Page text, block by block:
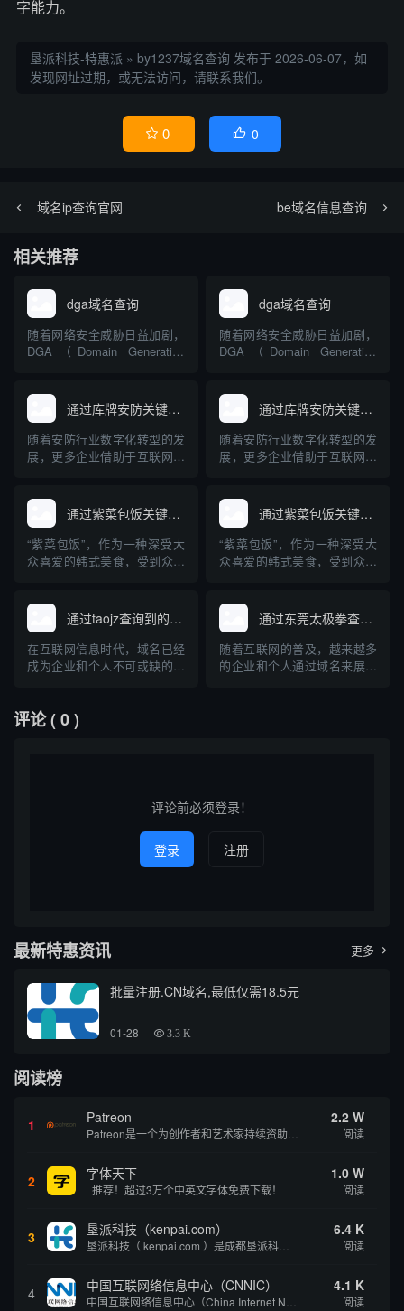
字能力。
垦派科技-特惠派 » by1237域名查询 发布于 2026-06-07，如
发现网址过期，或无法访问，请联系我们。
 0  0
域名ip查询官网 be域名信息查询
相关推荐
dga域名查询
随着网络安全威胁日益加剧，
DGA（Domain Generation
与封锁的常见手段。DGA域名
查询技术是识别和防范此类威
胁的关键工具。本文将详细介
绍DGA域名的原理、危害、
dga域名查询
随着网络安全威胁日益加剧，
DGA（Domain Generation
与封锁的常见手段。DGA域名
查询技术是识别和防范此类威
胁的关键工具。本文将详细介
绍DGA域名的原理、危害、
通过库牌安防关键词查询到的域名
随着安防行业数字化转型的发
展，更多企业借助于互联网进
关域名受到行业关注。本文梳
理通过“库牌安防”关键词在主
流平台检索得到的相关域名，
并对安防公司为何重视域名布
通过库牌安防关键词查询到的域名
随着安防行业数字化转型的发
展，更多企业借助于互联网进
关域名受到行业关注。本文梳
理通过“库牌安防”关键词在主
流平台检索得到的相关域名，
并对安防公司为何重视域名布
通过紫菜包饭关键词查询到的域名
“紫菜包饭”，作为一种深受大
众喜爱的韩式美食，受到众多
在互联网上可以查询到的相关
域名，并对“紫菜包饭”这一美
食进行专业科普，涵盖其起
源、制作方法、营养价值及与
通过紫菜包饭关键词查询到的域名
“紫菜包饭”，作为一种深受大
众喜爱的韩式美食，受到众多
在互联网上可以查询到的相关
域名，并对“紫菜包饭”这一美
食进行专业科普，涵盖其起
源、制作方法、营养价值及与
通过taojz查询到的域名网站
在互联网信息时代，域名已经
成为企业和个人不可或缺的网
易和管理需求也愈发旺盛。
taojz作为国内知名的域名查询
通过东莞太极拳查询域名
随着互联网的普及，越来越多
的企业和个人通过域名来展示
莞太...
评论( 0 )
评论前必须登录！
登录 注册
最新特惠资讯 更多 
批量注册.CN域名,最低仅需18.5元
01-28 3.3 K
阅读榜
1 Patreon 2.2 W
阅读
2 字体天下
推荐！超过3万个中英文字体免费下载！
1.0 W
阅读
3 垦派科技（kenpai.com） 6.4 K
阅读
4 中国互联网络信息中心（CNNIC） 4.1 K
阅读